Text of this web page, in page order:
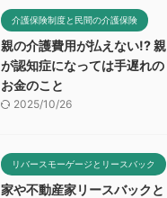
介護保険制度と民間の介護保険
親の介護費用が払えない!? 親
が認知症になっては手遅れの
お金のこと
2025/10/26
リバースモーゲージとリースバック
家や不動産家リースバックと